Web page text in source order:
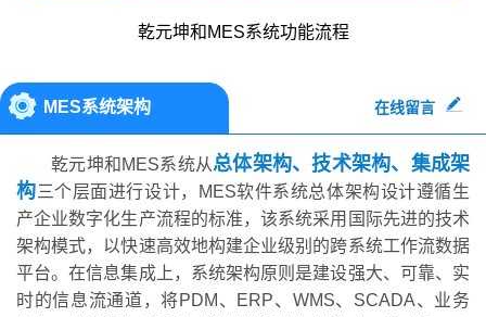
乾元坤和MES系统功能流程
MES系统架构 在线留言
乾元坤和MES系统从总体架构、技术架构、集成架
构三个层面进行设计，MES软件系统总体架构设计遵循生
产企业数字化生产流程的标准，该系统采用国际先进的技术
架构模式，以快速高效地构建企业级别的跨系统工作流数据
平台。在信息集成上，系统架构原则是建设强大、可靠、实
时的信息流通道，将PDM、ERP、WMS、SCADA、业务